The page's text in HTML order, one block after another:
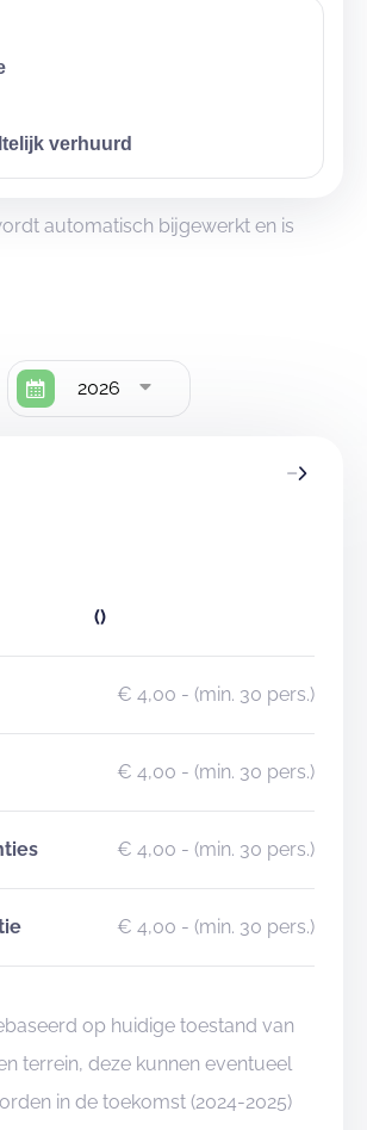
verhuurd
automatisch bijgewerkt en is
2026
()
€ 4,00 - (min. 30 pers.)
€ 4,00 - (min. 30 pers.)
€ 4,00 - (min. 30 pers.)
€ 4,00 - (min. 30 pers.)
op huidige toestand van
terrein, deze kunnen eventueel
in de toekomst (2024-2025)